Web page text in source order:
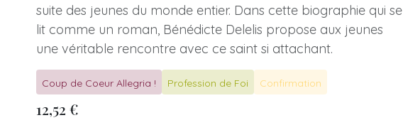
suite des jeunes du monde entier. Dans cette biographie qui se
lit comme un roman, Bénédicte Delelis propose aux jeunes
une véritable rencontre avec ce saint si attachant.
Coup de Coeur Allegria ! Profession de Foi Confirmation
12,52 €